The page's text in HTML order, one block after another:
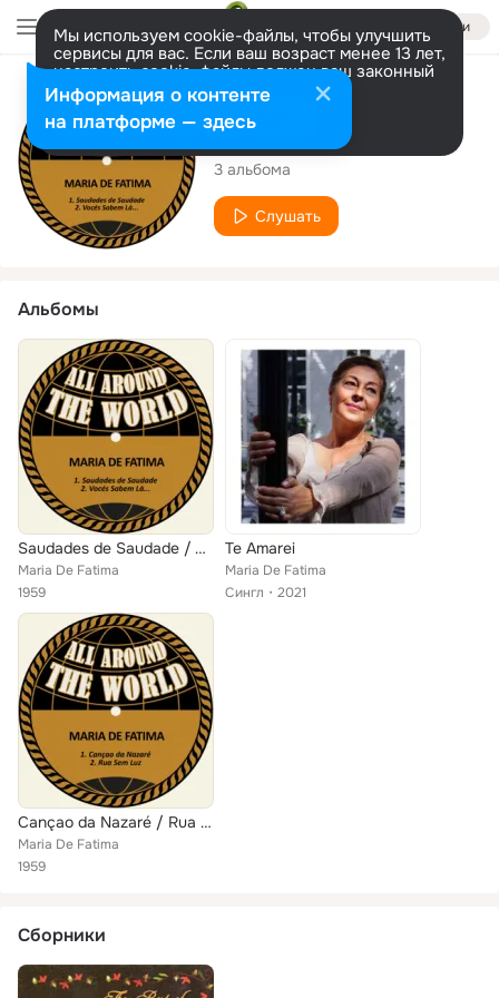
Войти
Мы используем cookie-файлы, чтобы улучшить
сервисы для вас. Если ваш возраст менее 13 лет,
настроить cookie-файлы должен ваш законный
представитель. Больше информации
Разрешить все Настроить
Исполнитель
Maria De Fatima
3 альбома
Слушать
Альбомы
Saudades de Saudade / Vocés Sabem Lá...
Maria De Fatima
1959
Te Amarei
Maria De Fatima
Сингл
2021
Cançao da Nazaré / Rua Sem Luz
Maria De Fatima
1959
Сборники
Информация о контенте
на платформе — здесь